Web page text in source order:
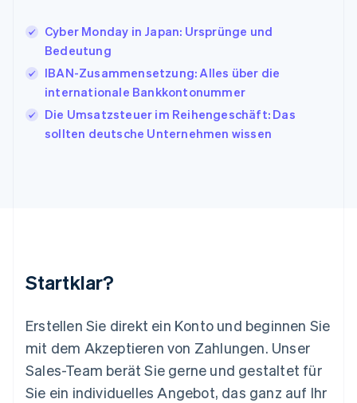
Cyber Monday in Japan: Ursprünge und
Bedeutung
IBAN-Zusammensetzung: Alles über die
internationale Bankkontonummer
Die Umsatzsteuer im Reihengeschäft: Das
sollten deutsche Unternehmen wissen
Startklar?
Erstellen Sie direkt ein Konto und beginnen Sie
mit dem Akzeptieren von Zahlungen. Unser
Sales-Team berät Sie gerne und gestaltet für
Sie ein individuelles Angebot, das ganz auf Ihr
English Français
Kroatien
EnglishItaliano
Lettland
Liechtenstein
Deutsch English
Mexiko
English
Niederlande
Nederlands English
Norwegen
English